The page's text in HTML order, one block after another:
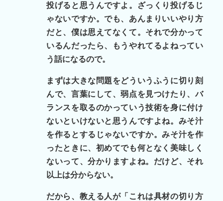
投げると思うんですよ。ざっくり投げるじ
ゃないですか。でも、あんまりいいやり方
だと、僕は思えてなくて。それで分かって
いるんだったら、もうやれてるよねってい
う話になるので。
まずは大きな問題をどういうふうに切り刻
んで、言葉にして、弱点を見つけたり、バ
ランスを取るのかっていう技術を身に付け
ないといけないと思うんですよね。みそ汁
を作るとするじゃないですか。みそ汁を作
ったときに、初めてでも何となく美味しく
ないって、分かりますよね。だけど、それ
以上は分からない。
だから、教える人が「これは具材の切り方